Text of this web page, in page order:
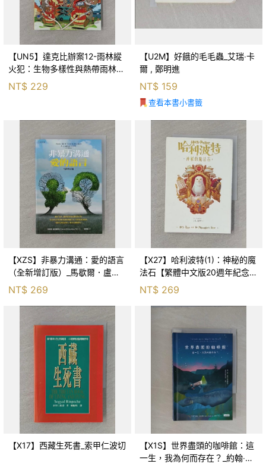
【UN5】達克比辦案12-雨林縱
火犯：生物多樣性與熱帶雨林生
態系_柯智元
NT$ 229
【U2M】好餓的毛毛蟲_艾瑞‧卡
爾 , 鄭明進
NT$ 159
查看本書小書籤
【XZS】非暴力溝通：愛的語言
（全新增訂版）_馬歇爾．盧森
堡, 蕭寶森
NT$ 269
【X27】哈利波特(1)：神秘的魔
法石【繁體中文版20週年紀念】
NT$ 269
【X17】西藏生死書_索甲仁波切
【X1S】世界盡頭的咖啡館：這
一生，我為何而存在？_約翰‧史